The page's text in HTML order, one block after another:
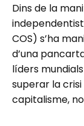
Dins de la
COS) s’ha
d’una
líders
superar la
capitalisme, no